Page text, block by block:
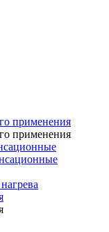
применения
применения